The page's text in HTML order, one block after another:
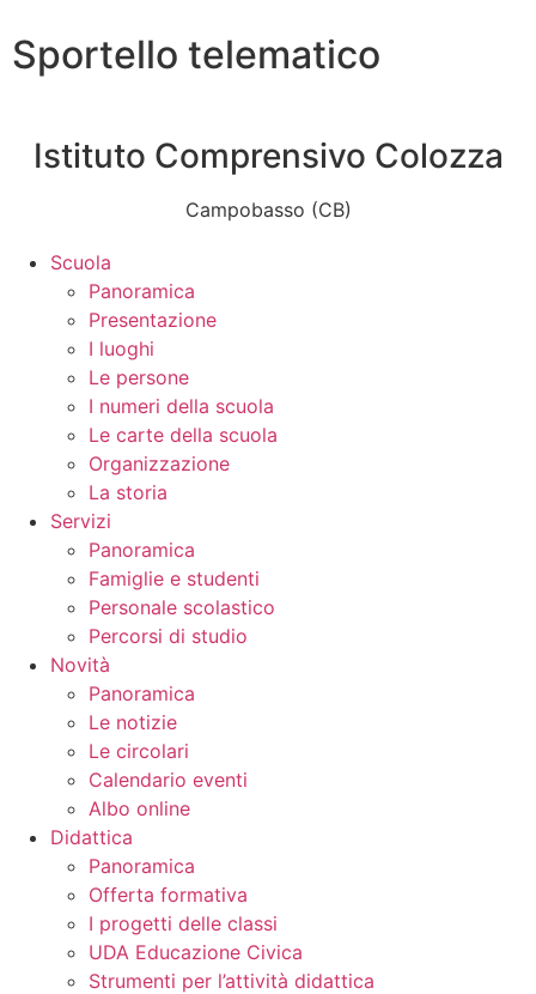
Sportello telematico
Istituto Comprensivo Colozza
Campobasso (CB)
Scuola
Panoramica
Presentazione
I luoghi
Le persone
I numeri della scuola
Le carte della scuola
Organizzazione
La storia
Servizi
Panoramica
Famiglie e studenti
Personale scolastico
Percorsi di studio
Novità
Panoramica
Le notizie
Le circolari
Calendario eventi
Albo online
Didattica
Panoramica
Offerta formativa
I progetti delle classi
UDA Educazione Civica
Strumenti per l’attività didattica